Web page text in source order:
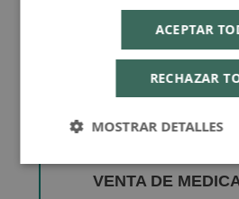
VENTA DE
ACEPTAR
RECHAZAR
MOSTRAR DETALLES